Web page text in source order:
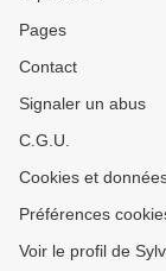
Pages
Contact
Signaler un abus
C.G.U.
Cookies et
Préférences
Voir le profil de